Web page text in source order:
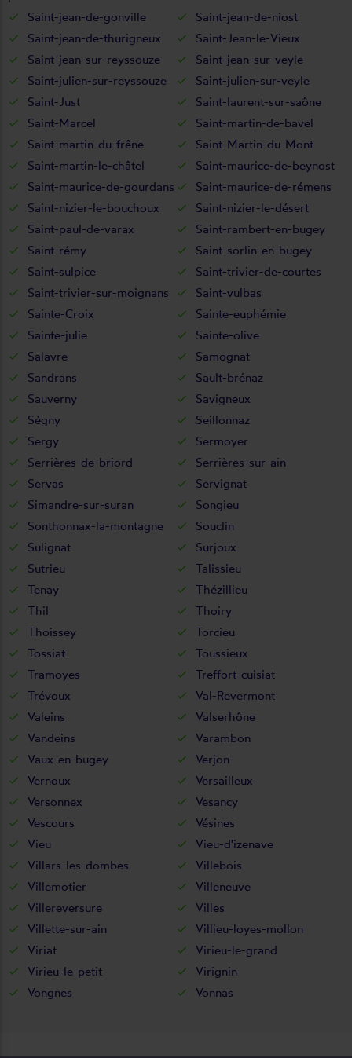
Saint-jean-de-gonville
Saint-jean-de-niost
Saint-jean-de-thurigneux
Saint-Jean-le-Vieux
Saint-jean-sur-reyssouze
Saint-jean-sur-veyle
Saint-julien-sur-reyssouze
Saint-julien-sur-veyle
Saint-Just
Saint-laurent-sur-saône
Saint-Marcel
Saint-martin-de-bavel
Saint-martin-du-frêne
Saint-Martin-du-Mont
Saint-martin-le-châtel
Saint-maurice-de-beynost
Saint-maurice-de-gourdans
Saint-maurice-de-rémens
Saint-nizier-le-bouchoux
Saint-nizier-le-désert
Saint-paul-de-varax
Saint-rambert-en-bugey
Saint-rémy
Saint-sorlin-en-bugey
Saint-sulpice
Saint-trivier-de-courtes
Saint-trivier-sur-moignans
Saint-vulbas
Sainte-Croix
Sainte-euphémie
Sainte-julie
Sainte-olive
Salavre
Samognat
Sandrans
Sault-brénaz
Sauverny
Savigneux
Ségny
Seillonnaz
Sergy
Sermoyer
Serrières-de-briord
Serrières-sur-ain
Servas
Servignat
Simandre-sur-suran
Songieu
Sonthonnax-la-montagne
Souclin
Sulignat
Surjoux
Sutrieu
Talissieu
Tenay
Thézillieu
Thil
Thoiry
Thoissey
Torcieu
Tossiat
Toussieux
Tramoyes
Treffort-cuisiat
Trévoux
Val-Revermont
Valeins
Valserhône
Vandeins
Varambon
Vaux-en-bugey
Verjon
Vernoux
Versailleux
Versonnex
Vesancy
Vescours
Vésines
Vieu
Vieu-d'izenave
Villars-les-dombes
Villebois
Villemotier
Villeneuve
Villereversure
Villes
Villette-sur-ain
Villieu-loyes-mollon
Viriat
Virieu-le-grand
Virieu-le-petit
Virignin
Vongnes
Vonnas